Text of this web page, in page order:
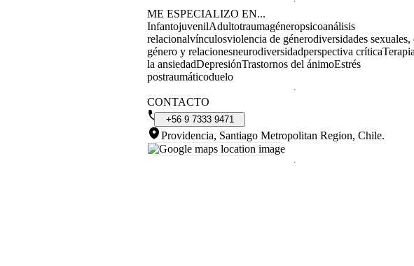
ME ESPECIALIZO EN...
InfantojuvenilAdultotraumagéneropsicoanálisis
relacionalvínculosviolencia de génerodiversidades sexuales,
género y relacionesneurodiversidadperspectiva crítica
la ansiedadDepresiónTrastornos del ánimoEstrés
postraumáticoduelo
CONTACTO
+56 9 7333 9471
Providencia, Santiago Metropolitan Region, Chile.